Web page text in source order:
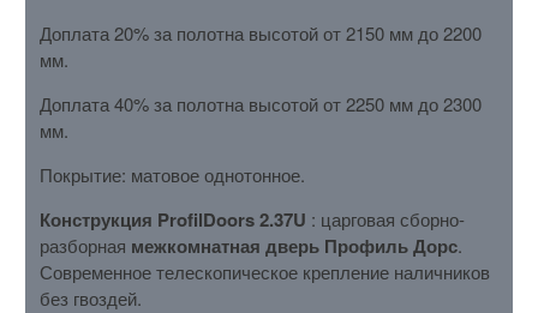
Доплата 20% за полотна высотой от 2150 мм до 2200
мм.
Доплата 40% за полотна высотой от 2250 мм до 2300
мм.
Покрытие: матовое однотонное.
Конструкция ProfilDoors 2.37U : царговая сборно-
разборная межкомнатная дверь Профиль Дорс.
Современное телескопическое крепление наличников
без гвоздей.